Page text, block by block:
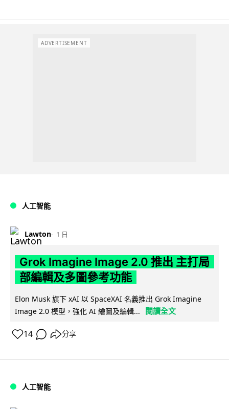
ADVERTISEMENT
人工智能
Lawton 1 日
Grok Imagine Image 2.0 推出 主打局
部編輯及多圖參考功能
Elon Musk 旗下 xAI 以 SpaceXAI 名義推出 Grok Imagine
Image 2.0 模型，強化 AI 繪圖及編輯...
閱讀全文
14 分享
人工智能